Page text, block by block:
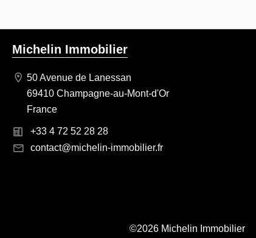
Michelin Immobilier
50 Avenue de Lanessan
69410 Champagne-au-Mont-d'Or
France
+33 4 72 52 28 28
contact@michelin-immobilier.fr
©2026 Michelin Immobilier